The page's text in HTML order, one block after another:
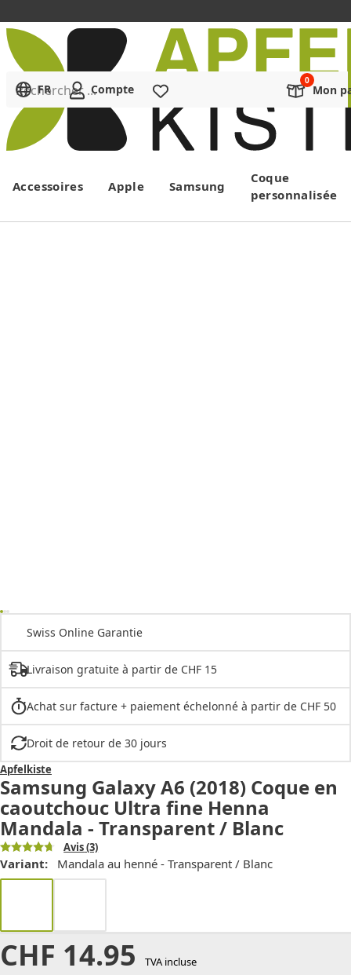
Menu
Rechercher ...
FR Compte Mon
Accessoires Apple Samsung
Coque
personnalisée
Swiss Online Garantie
Livraison gratuite à partir de CHF 15
Achat sur facture + paiement échelonné à partir de CHF 50
Droit de retour de 30 jours
Apfelkiste
Samsung Galaxy A6 (2018) Coque en
caoutchouc Ultra fine Henna
Mandala - Transparent / Blanc
Avis(3)
Variant: Mandala au henné - Transparent / Blanc
CHF 14.95 TVA incluse